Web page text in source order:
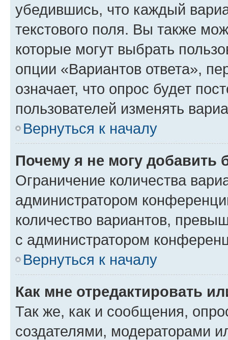
убедившись, что каждый
текстового поля. Вы также
которые могут выбрать
опции «Вариантов ответа»,
означает, что опрос будет
пользователей изменять
Вернуться к началу
Почему я не могу добавить
Ограничение количества
администратором
количество вариантов,
с администратором
Вернуться к началу
Как мне отредактировать
Так же, как и сообщения,
создателями, модераторами